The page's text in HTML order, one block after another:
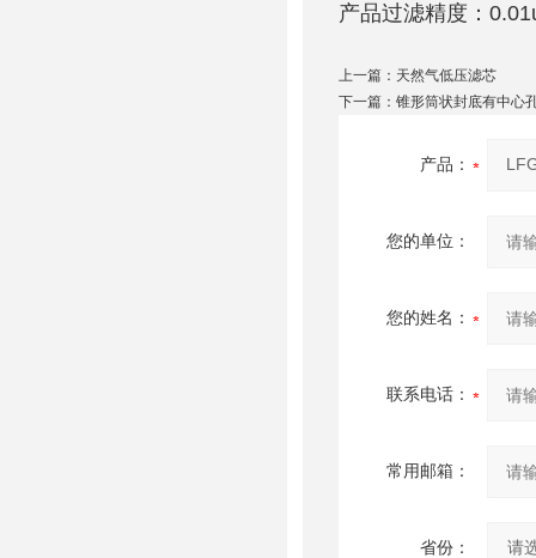
产品过滤精度：
上一篇： 天然气低压滤芯
下一篇： 锥形筒状封底有中心
产品：
您的单位：
您的姓名：
联系电话：
常用邮箱：
省份：